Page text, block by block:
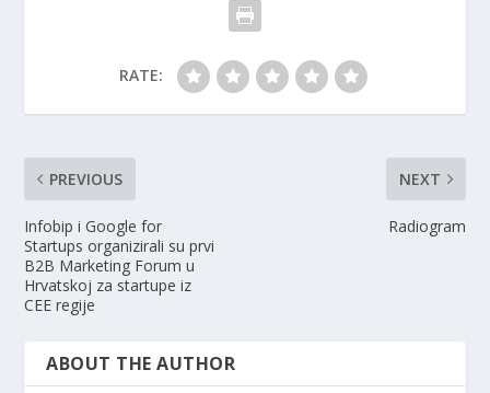
RATE:
PREVIOUS
Infobip i Google for
Startups organizirali su prvi
B2B Marketing Forum u
Hrvatskoj za startupe iz
CEE regije
NEXT
Radiogram
ABOUT THE AUTHOR